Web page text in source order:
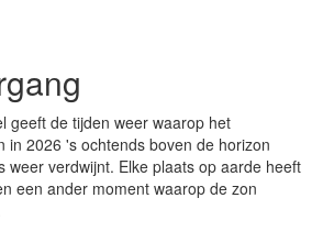
geeft de tijden weer waarop het
in 2026 's ochtends boven de horizon
weer verdwijnt. Elke plaats op aarde heeft
een ander moment waarop de zon